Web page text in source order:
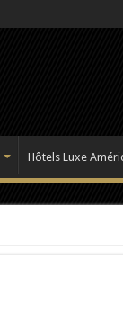
Hôtels Luxe